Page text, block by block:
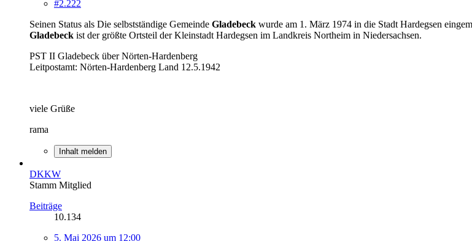
#2.222
Seinen Status als Die selbstständige Gemeinde Gladebeck wurde am 1. März 1974 in die Stadt Hardegsen
Gladebeck ist der größte Ortsteil der Kleinstadt Hardegsen im Landkreis Northeim in Niedersachsen.
PST II Gladebeck über Nörten-Hardenberg
Leitpostamt: Nörten-Hardenberg Land 12.5.1942
viele Grüße
rama
Inhalt melden
DKKW
Stamm Mitglied
Beiträge
10.134
5. Mai 2026 um 12:00